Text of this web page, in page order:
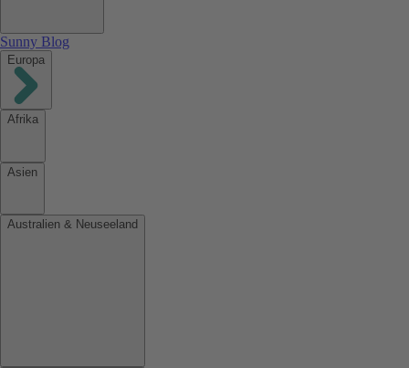
Sunny Blog
Europa
Afrika
Asien
Australien & Neuseeland